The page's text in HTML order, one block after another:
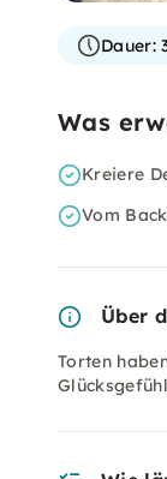
Dauer:
Was
Kreiere
Vom
Über
Torten